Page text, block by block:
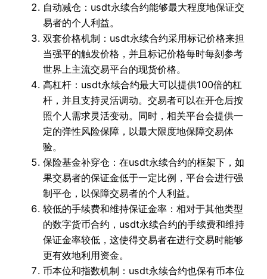
自动减仓：usdt永续合约能够最大程度地保证交
易者的个人利益。
双套价格机制：usdt永续合约采用标记价格来担
当强平的触发价格，并且标记价格每时每刻参考
世界上主流交易平台的现货价格。
高杠杆：usdt永续合约最大可以提供100倍的杠
杆，并且支持灵活调动。交易者可以在开仓后按
照个人需求灵活变动。同时，相关平台会提供一
定的弹性风险保障，以最大限度地保障交易体
验。
保险基金补穿仓：在usdt永续合约的框架下，如
果交易者的保证金低于一定比例，平台会进行强
制平仓，以保障交易者的个人利益。
较低的手续费和维持保证金率：相对于其他类型
的数字货币合约，usdt永续合约的手续费和维持
保证金率较低，这使得交易者在进行交易时能够
更有效地利用资金。
币本位和指数机制：usdt永续合约也保有币本位